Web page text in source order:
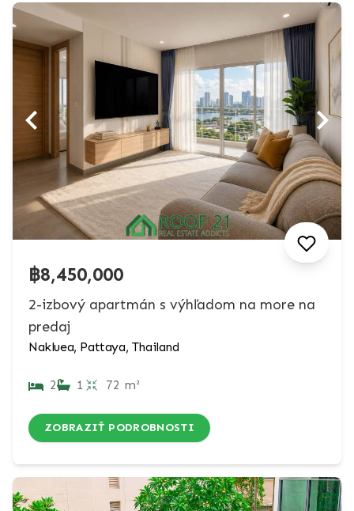
฿8,450,000
2-izbový apartmán s výhľadom na more na
predaj
Nakluea, Pattaya, Thailand
2 1 72 m²
ZOBRAZIŤ PODROBNOSTI